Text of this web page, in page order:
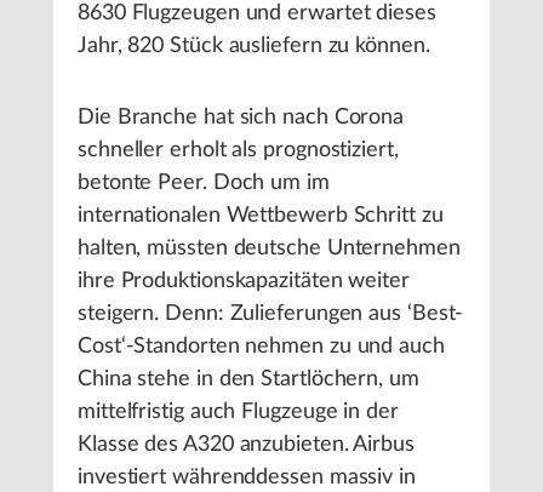
8630 Flugzeugen und erwartet dieses
Jahr, 820 Stück ausliefern zu können.
Die Branche hat sich nach Corona
schneller erholt als prognostiziert,
betonte Peer. Doch um im
internationalen Wettbewerb Schritt zu
halten, müssten deutsche Unternehmen
ihre Produktionskapazitäten weiter
steigern. Denn: Zulieferungen aus ‘Best-
Cost‘-Standorten nehmen zu und auch
China stehe in den Startlöchern, um
mittelfristig auch Flugzeuge in der
Klasse des A320 anzubieten. Airbus
investiert währenddessen massiv in